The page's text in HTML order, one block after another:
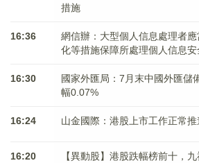
措施
16:36
網信辦：大型個人信息處理者
化等措施保障所處理個人信息安
16:30
國家外匯局：7月末中國外匯儲
幅0.07%
16:24 山金國際：港股上市工作正常推
16:20
【異動股】港股跌幅榜前十，